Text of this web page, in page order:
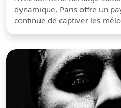
dynamique, Paris offre un
continue de captiver les